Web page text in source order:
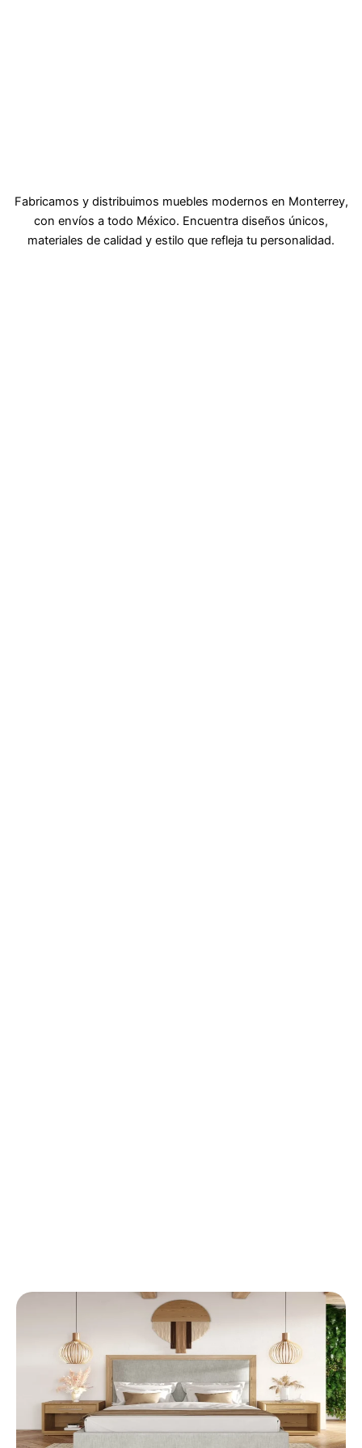
Fabricamos y distribuimos muebles modernos en Monterrey,
con envíos a todo México. Encuentra diseños únicos,
materiales de calidad y estilo que refleja tu personalidad.